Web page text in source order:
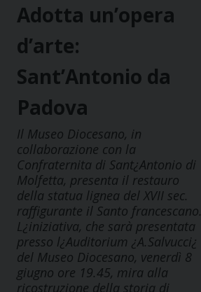
Adotta un’opera
d’arte:
Sant’Antonio da
Padova
Il Museo Diocesano, in
collaborazione con la
Confraternita di Sant¿Antonio di
Molfetta, presenta il restauro
della statua lignea del XVII sec.
raffigurante il Santo francescano.
L¿iniziativa, che sarà presentata
presso l¿Auditorium ¿A.Salvucci¿
del Museo Diocesano, venerdì 8
giugno ore 19.45, mira alla
ricostruzione della storia di